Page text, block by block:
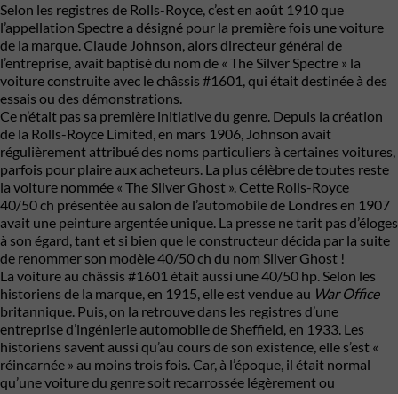
Selon les registres de Rolls-Royce, c’est en août 1910 que
l’appellation Spectre a désigné pour la première fois une voiture
de la marque. Claude Johnson, alors directeur général de
l’entreprise, avait baptisé du nom de « The Silver Spectre » la
voiture construite avec le châssis #1601, qui était destinée à des
essais ou des démonstrations.
Ce n’était pas sa première initiative du genre. Depuis la création
de la Rolls-Royce Limited, en mars 1906, Johnson avait
régulièrement attribué des noms particuliers à certaines voitures,
parfois pour plaire aux acheteurs. La plus célèbre de toutes reste
la voiture nommée « The Silver Ghost ». Cette Rolls-Royce
40/50 ch présentée au salon de l’automobile de Londres en 1907
avait une peinture argentée unique. La presse ne tarit pas d’éloges
à son égard, tant et si bien que le constructeur décida par la suite
de renommer son modèle 40/50 ch du nom Silver Ghost !
La voiture au châssis #1601 était aussi une 40/50 hp. Selon les
historiens de la marque, en 1915, elle est vendue au War Office
britannique. Puis, on la retrouve dans les registres d’une
entreprise d’ingénierie automobile de Sheffield, en 1933. Les
historiens savent aussi qu’au cours de son existence, elle s’est «
réincarnée » au moins trois fois. Car, à l’époque, il était normal
qu’une voiture du genre soit recarrossée légèrement ou